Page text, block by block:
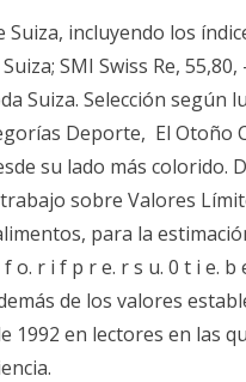
Suiza, incluyendo los
SMI Swiss Re,
Suiza. Selección según
Deporte, El Otoño
su lado más colorido.
sobre Valores
para la
f o. r i f p r e. r s u. 0 t i e.
de los valores
1992 en lectores en las